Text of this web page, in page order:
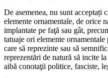
De asemenea, nu sunt acceptați
elemente ornamentale, de orice
implantate pe faţă sau gât,
tatuaje ori elemente
care să reprezinte sau să
reprezentări de natură să incite
aibă conotaţii politice, fasciste,